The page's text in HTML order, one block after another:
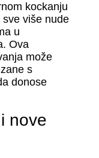
kockanju
više nude
u
Ova
može
s
donose
nove